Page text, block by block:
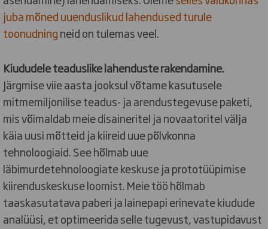
juba mõned uuenduslikud lahendused turule
toonudningneid on tulemas veel.
Kiududele teaduslike lahenduste rakendamine.
Järgmise viie aasta jooksul võtame kasutusele
mitmemiljonilise teadus- ja arendustegevuse paketi,
mis võimaldab meie disaineritel ja novaatoritel välja
käia uusi mõtteid ja kiireid uue põlvkonna
tehnoloogiaid. See hõlmab uue
läbimurdetehnoloogiate keskuse ja prototüüpimise
kiirenduskeskuse loomist. Meie töö hõlmab
taaskasutatava paberi ja lainepapi erinevate kiudude
analüüsi, et optimeerida selle tugevust, vastupidavust